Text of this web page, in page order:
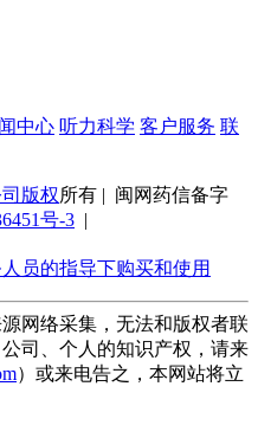
中心 听力科学 客户服务 联
版权所有 | 闽网药信备字
号-3 |
员的指导下购买和使用
网络采集，无法和版权者联
司、个人的知识产权，请来
）或来电告之，本网站将立